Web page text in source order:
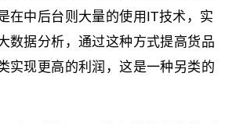
在中后台则大量的使用IT技术，实
数据分析，通过这种方式提高货品
实现更高的利润，这是一种另类的